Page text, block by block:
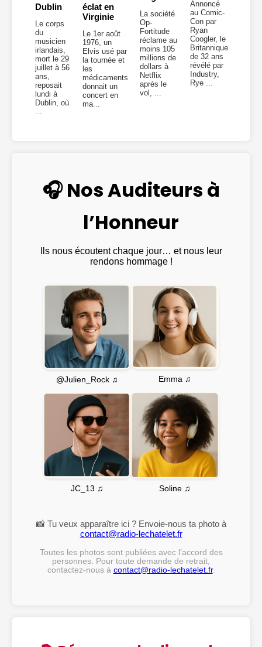
Dublin
Le corps
du
musicien
irlandais,
mort le 29
juillet à 56
ans,
reposait
lundi à
Dublin, où
...
éclat en
Virginie
Le 1er août
1976, un
Elvis usé par
la tournée et
les
médicaments
donnait un
concert en
ma...
La société
Op-
Fortitude
réclame au
moins 105
millions de
dollars à
Netflix
après le
vol, ...
Annoncé
au Comic-
Con par
Ryan
Coogler, le
Britannique
de 32 ans
révélé par
Industry,
Rye ...
🎧 Nos Auditeurs à
l’Honneur
Ils nous écoutent chaque jour… et nous leur
rendons hommage !
@Julien_Rock ♫ Emma ♫
JC_13 ♫ Soline ♫
📸 Tu veux apparaître ici ? Envoie-nous ta photo à
contact@radio-lechatelet.fr
Toutes les photos sont publiées avec l’accord des
personnes. Pour toute demande de retrait,
contactez-nous à contact@radio-lechatelet.fr.